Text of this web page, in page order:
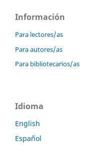
Información
Para lectores/as
Para autores/as
Para bibliotecarios/as
Idioma
English
Español